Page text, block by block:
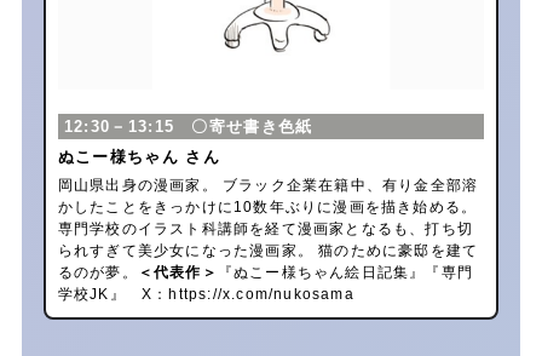
12:30－13:15 〇寄せ書き色紙
ぬこー様ちゃん さん
岡山県出身の漫画家。 ブラック企業在籍中、有り金全部溶
かしたことをきっかけに10数年ぶりに漫画を描き始める。
専門学校のイラスト科講師を経て漫画家となるも、打ち切
られすぎて美少女になった漫画家。 猫のために豪邸を建て
るのが夢。
＜代表作＞
『ぬこー様ちゃん絵日記集』『専門
学校JK』 X： https://x.com/nukosama